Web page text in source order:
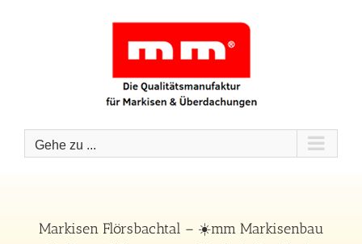
Gehe zu ...
Markisen Flörsbachtal – ☀️mm Markisenbau